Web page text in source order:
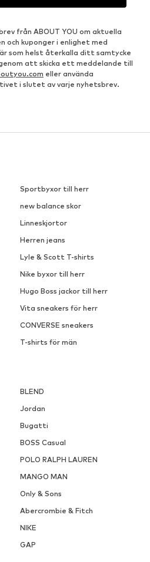
från ABOUT YOU om aktuella
och kuponger i enlighet med
som helst återkalla ditt samtycke
att skicka ett meddelande till
eller använda
i slutet av varje nyhetsbrev.
Sportbyxor till herr
new balance skor
Linneskjortor
Herren jeans
Lyle & Scott T-shirts
Nike byxor till herr
Hugo Boss jackor till herr
Vita sneakers för herr
CONVERSE sneakers
T-shirts för män
BLEND
Jordan
Bugatti
BOSS Casual
POLO RALPH LAUREN
MANGO MAN
Only & Sons
Abercrombie & Fitch
NIKE
GAP